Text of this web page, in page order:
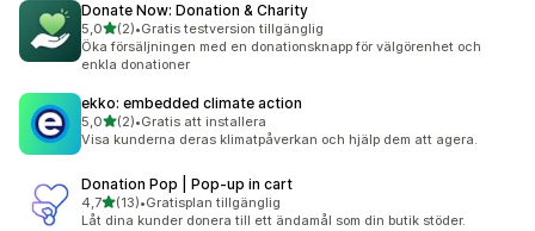
Donate Now: Donation & Charity
5,0av 5 stjärnor
(2)
2 recensioner totalt
•Gratis testversion tillgänglig
Öka försäljningen med en donationsknapp för välgörenhet och
enkla donationer
ekko: embedded climate action
5,0av 5 stjärnor
(2)
2 recensioner totalt
•Gratis att installera
Visa kunderna deras klimatpåverkan och hjälp dem att agera.
Donation Pop | Pop‑up in cart
4,7av 5 stjärnor
(13)
13 recensioner totalt
•Gratisplan tillgänglig
Låt dina kunder donera till ett ändamål som din butik stöder.